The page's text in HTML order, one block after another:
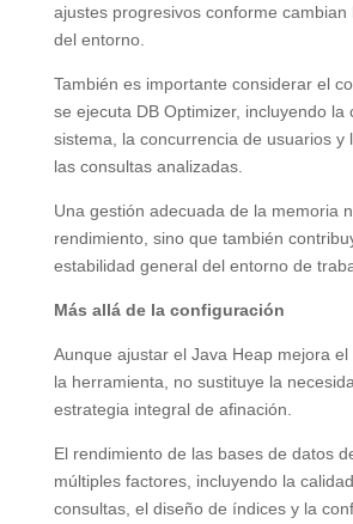
ajustes progresivos conforme cambian
del entorno.
También es importante considerar el
se ejecuta DB Optimizer, incluyendo la
sistema, la concurrencia de usuarios y
las consultas analizadas.
Una gestión adecuada de la memoria
rendimiento, sino que también
estabilidad general del entorno de
Más allá de la configuración
Aunque ajustar el Java Heap mejora
la herramienta, no sustituye la
estrategia integral de afinación.
El rendimiento de las bases de datos
múltiples factores, incluyendo la
consultas, el diseño de índices y la